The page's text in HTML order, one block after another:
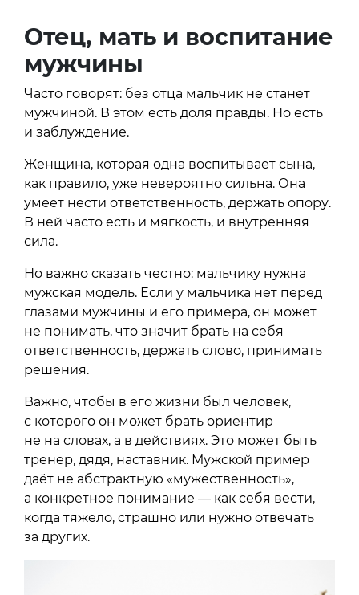
Отец, мать и воспитание
мужчины
Часто говорят: без отца мальчик не станет
мужчиной. В этом есть доля правды. Но есть
и заблуждение.
Женщина, которая одна воспитывает сына,
как правило, уже невероятно сильна. Она
умеет нести ответственность, держать опору.
В ней часто есть и мягкость, и внутренняя
сила.
Но важно сказать честно: мальчику нужна
мужская модель. Если у мальчика нет перед
глазами мужчины и его примера, он может
не понимать, что значит брать на себя
ответственность, держать слово, принимать
решения.
Важно, чтобы в его жизни был человек,
с которого он может брать ориентир
не на словах, а в действиях. Это может быть
тренер, дядя, наставник. Мужской пример
даёт не абстрактную «мужественность»,
а конкретное понимание — как себя вести,
когда тяжело, страшно или нужно отвечать
за других.